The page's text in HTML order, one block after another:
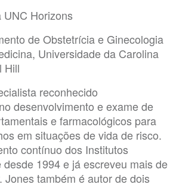
UNC Horizons
de Obstetrícia e Ginecologia
Universidade da Carolina
Hill
reconhecido
desenvolvimento e exame de
e farmacológicos para
em situações de vida de risco.
contínuo dos Institutos
1994 e já escreveu mais de
Jones também é autor de dois